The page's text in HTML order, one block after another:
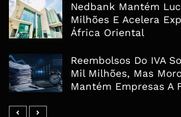
Nedbank Mantém
Milhões E Acelera
África Oriental
Reembolsos Do IVA
Mil Milhões, Mas
Mantém Empresas A